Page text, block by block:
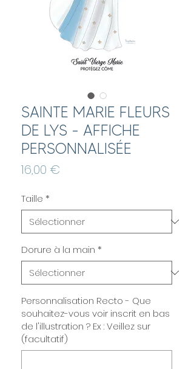
SAINTE MARIE FLEURS
DE LYS - AFFICHE
PERSONNALISÉE
16,00 €
Taille *
Dorure à la main *
Personnalisation Recto - Que
souhaitez-vous voir inscrit en bas
de l'illustration ? Ex : Veillez sur
(facultatif)